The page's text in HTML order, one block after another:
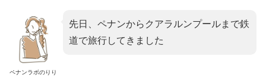
ペナンラボのりり
先日、ペナンからクアラルンプールまで鉄
道で旅行してきました